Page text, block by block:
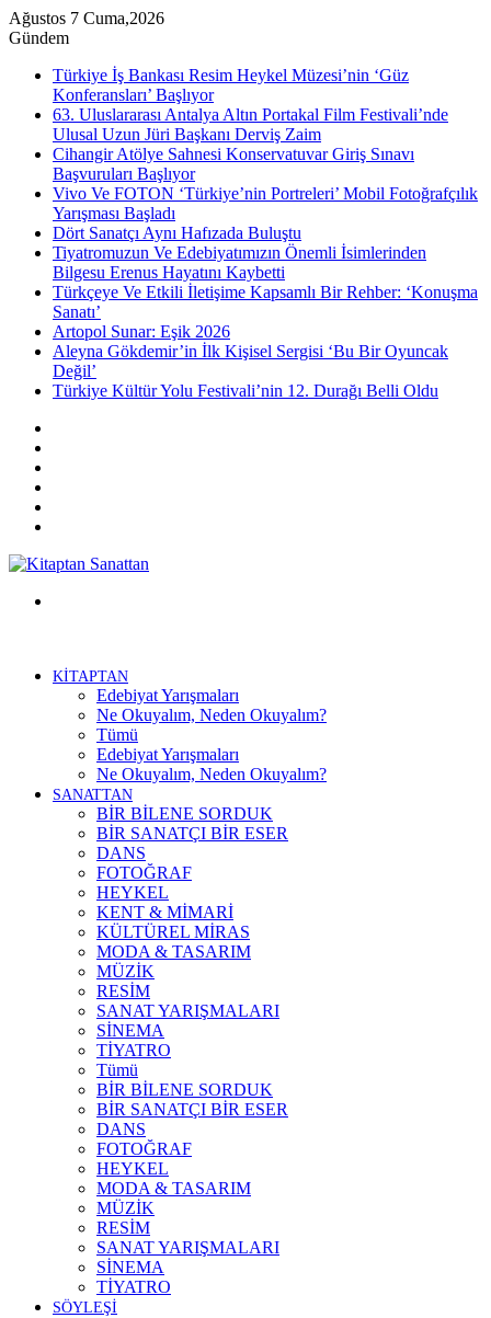
Ağustos 7 Cuma,2026
Gündem
Türkiye İş Bankası Resim Heykel Müzesi’nin ‘Güz
Konferansları’ Başlıyor
63. Uluslararası Antalya Altın Portakal Film Festivali’nde
Ulusal Uzun Jüri Başkanı Derviş Zaim
Cihangir Atölye Sahnesi Konservatuvar Giriş Sınavı
Başvuruları Başlıyor
Vivo Ve FOTON ‘Türkiye’nin Portreleri’ Mobil Fotoğrafçılık
Yarışması Başladı
Dört Sanatçı Aynı Hafızada Buluştu
Tiyatromuzun Ve Edebiyatımızın Önemli İsimlerinden
Bilgesu Erenus Hayatını Kaybetti
Türkçeye Ve Etkili İletişime Kapsamlı Bir Rehber: ‘Konuşma
Sanatı’
Artopol Sunar: Eşik 2026
Aleyna Gökdemir’in İlk Kişisel Sergisi ‘Bu Bir Oyuncak
Değil’
Türkiye Kültür Yolu Festivali’nin 12. Durağı Belli Oldu
KİTAPTAN
Edebiyat Yarışmaları
Ne Okuyalım, Neden Okuyalım?
Tümü
Edebiyat Yarışmaları
Ne Okuyalım, Neden Okuyalım?
SANATTAN
BİR BİLENE SORDUK
BİR SANATÇI BİR ESER
DANS
FOTOĞRAF
HEYKEL
KENT & MİMARİ
KÜLTÜREL MİRAS
MODA & TASARIM
MÜZİK
RESİM
SANAT YARIŞMALARI
SİNEMA
TİYATRO
Tümü
BİR BİLENE SORDUK
BİR SANATÇI BİR ESER
DANS
FOTOĞRAF
HEYKEL
MODA & TASARIM
MÜZİK
RESİM
SANAT YARIŞMALARI
SİNEMA
TİYATRO
SÖYLEŞİ